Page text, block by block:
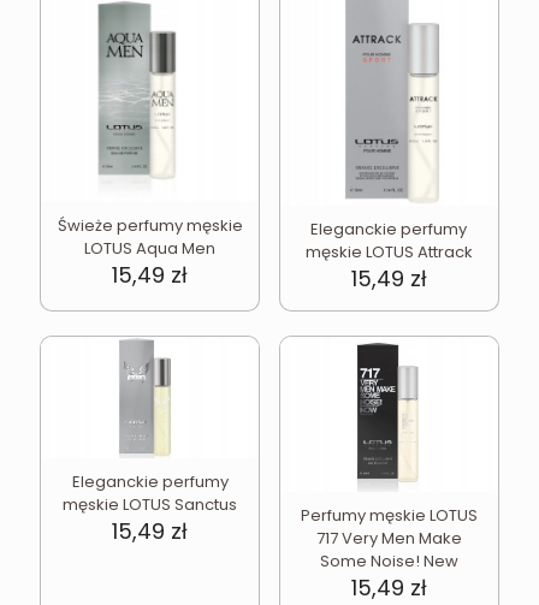
Świeże perfumy męskie
LOTUS Aqua Men
15,49 zł
Eleganckie perfumy
męskie LOTUS Attrack
15,49 zł
Eleganckie perfumy
męskie LOTUS Sanctus
15,49 zł
Perfumy męskie LOTUS
717 Very Men Make
Some Noise! New
15,49 zł